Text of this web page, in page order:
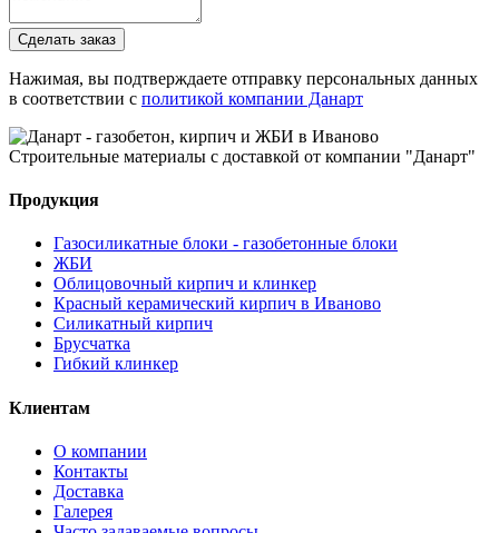
Сделать заказ
Нажимая, вы подтверждаете отправку персональных данных
в соответствии с политикой компании Данарт
Строительные материалы с доставкой от компании "Данарт"
Продукция
Газосиликатные блоки - газобетонные блоки
ЖБИ
Облицовочный кирпич и клинкер
Красный керамический кирпич в Иваново
Силикатный кирпич
Брусчатка
Гибкий клинкер
Клиентам
О компании
Контакты
Доставка
Галерея